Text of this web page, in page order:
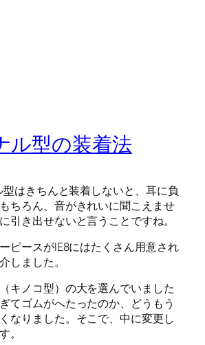
ル型の装着法
型はきちんと装着しないと、耳に負
ちろん、音がきれいに聞こえませ
引き出せないと言うことですね。
ピースがIE8にはたくさん用意され
しました。
キノコ型）の大を選んでいました
てゴムがへたったのか、どうもう
なりました。そこで、中に変更し
。